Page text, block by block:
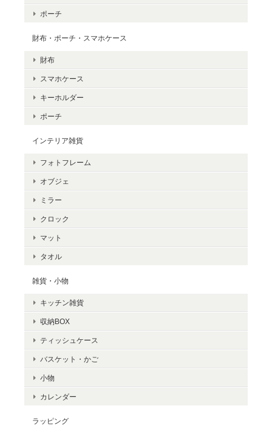
ポーチ
財布・ポーチ・スマホケース
財布
スマホケース
キーホルダー
ポーチ
インテリア雑貨
フォトフレーム
オブジェ
ミラー
クロック
マット
タオル
雑貨・小物
キッチン雑貨
収納BOX
ティッシュケース
バスケット・かご
小物
カレンダー
ラッピング